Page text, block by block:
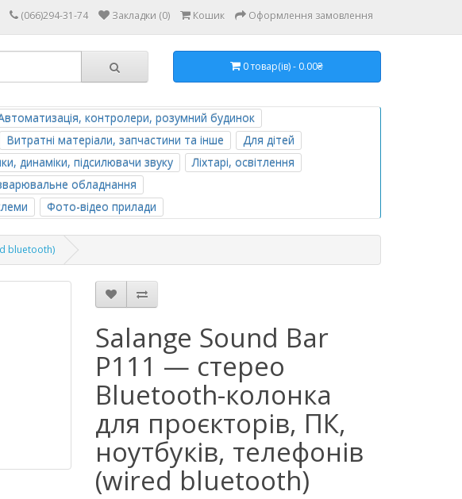
(066)294-31-74 Закладки (0) Кошик Оформлення замовлення
0 товар(ів) - 0.00₴
контролери, розумний будинок
Витратні матеріали, запчастини та інше
Для дітей
динаміки, підсилювачи звуку
Ліхтарі, освітлення
обладнання
Фото-відео прилади
bluetooth)
Salange Sound Bar
P111 — стерео
Bluetooth-колонка
для проєкторів, ПК,
ноутбуків, телефонів
(wired bluetooth)